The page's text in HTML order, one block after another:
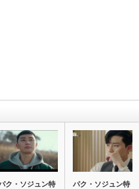
ク・ソジュン特 パク・ソジュン特